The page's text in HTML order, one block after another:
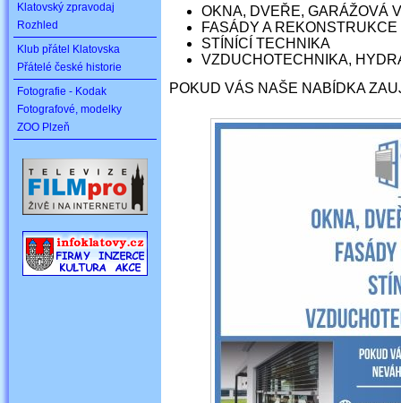
Klatovský zpravodaj
Rozhled
Klub přátel Klatovska
Přátelé české historie
Fotografie - Kodak
Fotografové, modelky
ZOO Plzeň
OKNA, DVEŘE, GARÁŽOVÁ
FASÁDY A REKONSTRUKCE
STÍNÍCÍ TECHNIKA
VZDUCHOTECHNIKA,
POKUD VÁS NAŠE NABÍDKA